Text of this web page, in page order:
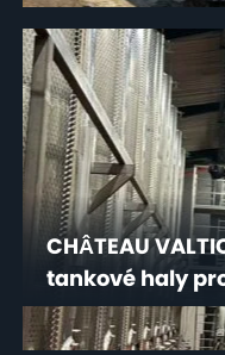
CHÂTEAU
tankové haly